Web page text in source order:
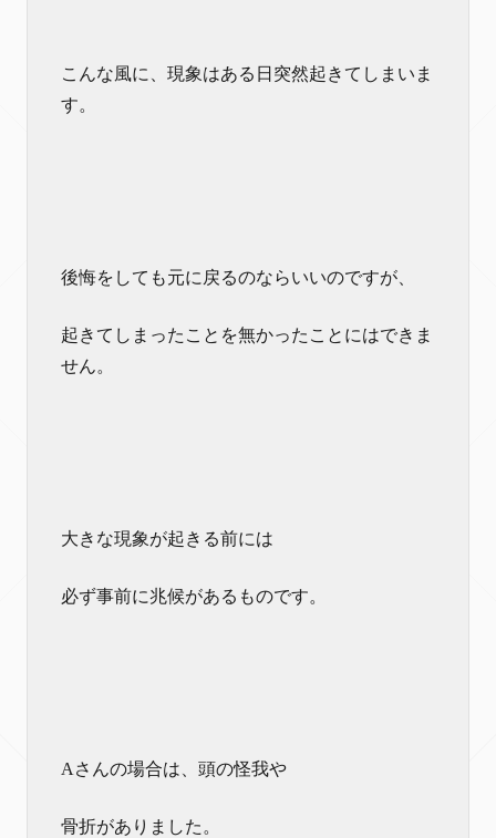
こんな風に、現象はある日突然起きてしまいま
す。
後悔をしても元に戻るのならいいのですが、
起きてしまったことを無かったことにはできま
せん。
大きな現象が起きる前には
必ず事前に兆候があるものです。
Aさんの場合は、頭の怪我や
骨折がありました。